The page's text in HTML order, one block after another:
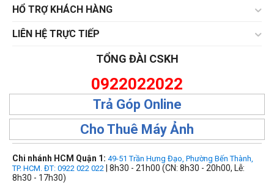
HỔ TRỢ KHÁCH HÀNG
LIÊN HỆ TRỰC TIẾP
TỔNG ĐÀI CSKH
0922022022
Trả Góp Online
Cho Thuê Máy Ảnh
Chi nhánh HCM Quận 1: 49-51 Trần Hưng Đạo, Phường Bến Thành,
TP. HCM. ĐT: 0922 022 022 | 8h30 - 21h00 (CN: 8h30 - 20h00, Lễ:
8h30 - 17h30)